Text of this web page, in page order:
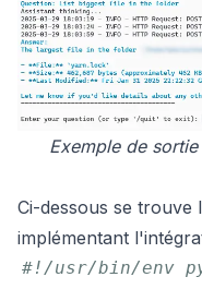
Exemple de
Ci-dessous se trouve
implémentant
#!/usr/bin/env